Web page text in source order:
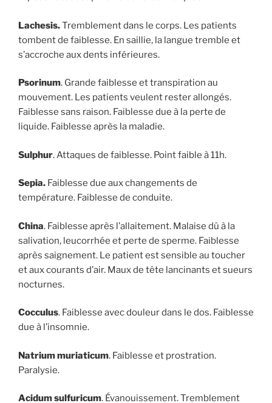
Lachesis.Tremblement dans le corps. Les patients
tombent de faiblesse. En saillie, la langue tremble et
s’accroche aux dents inférieures.
Psorinum. Grande faiblesse et transpiration au
mouvement. Les patients veulent rester allongés.
Faiblesse sans raison. Faiblesse due à la perte de
liquide. Faiblesse après la maladie.
Sulphur. Attaques de faiblesse. Point faible à 11h.
Sepia. Faiblesse due aux changements de
température. Faiblesse de conduite.
China. Faiblesse après l’allaitement. Malaise dû à la
salivation, leucorrhée et perte de sperme. Faiblesse
après saignement. Le patient est sensible au toucher
et aux courants d’air. Maux de tête lancinants et sueurs
nocturnes.
Cocculus. Faiblesse avec douleur dans le dos. Faiblesse
due à l’insomnie.
Natrium muriaticum. Faiblesse et prostration.
Paralysie.
Acidum sulfuricum. Évanouissement. Tremblement